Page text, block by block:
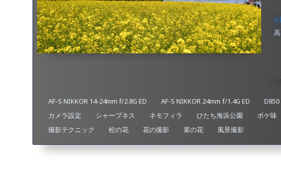
AF-S NIKKOR 14-24mm f/2.8G ED AF-S NIKKOR 24mm f/1.4G ED D850
カメラ設定
シャープネス ネモフィラ ひたち海浜公園 ボケ味
撮影テクニック
松の花 花の撮影 菜の花 風景撮影